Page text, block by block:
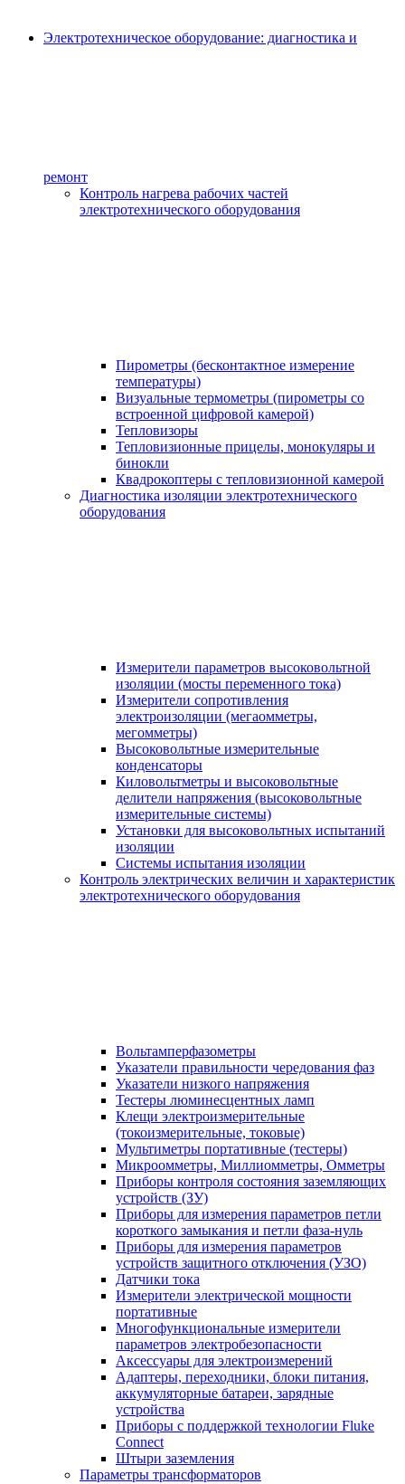
Электротехническое оборудование: диагностика и
ремонт
Контроль нагрева рабочих частей
электротехнического оборудования
Пирометры (бесконтактное измерение
температуры)
Визуальные термометры (пирометры со
встроенной цифровой камерой)
Тепловизоры
Тепловизионные прицелы, монокуляры и
бинокли
Квадрокоптеры с тепловизионной камерой
Диагностика изоляции электротехнического
оборудования
Измерители параметров высоковольтной
изоляции (мосты переменного тока)
Измерители сопротивления
электроизоляции (мегаомметры,
мегомметры)
Высоковольтные измерительные
конденсаторы
Киловольтметры и высоковольтные
делители напряжения (высоковольтные
измерительные системы)
Установки для высоковольтных испытаний
изоляции
Системы испытания изоляции
Контроль электрических величин и характеристик
электротехнического оборудования
Вольтамперфазометры
Указатели правильности чередования фаз
Указатели низкого напряжения
Тестеры люминесцентных ламп
Клещи электроизмерительные
(токоизмерительные, токовые)
Мультиметры портативные (тестеры)
Микроомметры, Миллиомметры, Омметры
Приборы контроля состояния заземляющих
устройств (ЗУ)
Приборы для измерения параметров петли
короткого замыкания и петли фаза-нуль
Приборы для измерения параметров
устройств защитного отключения (УЗО)
Датчики тока
Измерители электрической мощности
портативные
Многофункциональные измерители
параметров электробезопасности
Аксессуары для электроизмерений
Адаптеры, переходники, блоки питания,
аккумуляторные батареи, зарядные
устройства
Приборы с поддержкой технологии Fluke
Connect
Штыри заземления
Параметры трансформаторов